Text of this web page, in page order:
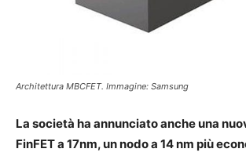
Architettura MBCFET. Immagine: Samsung
La società ha annunciato anche una
FinFET a 17nm, un nodo a 14 nm più